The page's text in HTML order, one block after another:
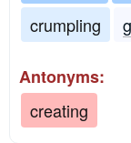
crumpling
Antonyms:
creating